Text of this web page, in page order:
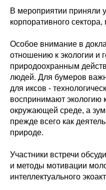
В мероприятии приняли
корпоративного
Особое внимание в
отношению к экологии и
природоохранным
людей. Для бумеров
для иксов -
воспринимают экологию
окружающей среде, а
прежде всего как
природе.
Участники встречи
и методы мотивации
интеллектуального